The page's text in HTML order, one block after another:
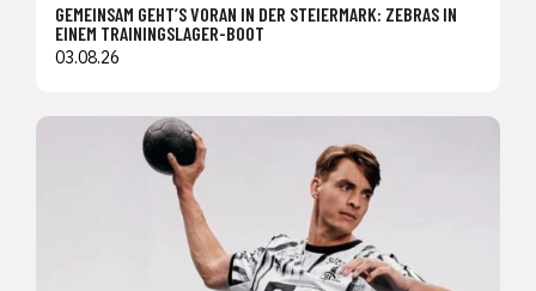
GEMEINSAM GEHT’S VORAN IN DER STEIERMARK: ZEBRAS IN
EINEM TRAININGSLAGER-BOOT
03.08.26